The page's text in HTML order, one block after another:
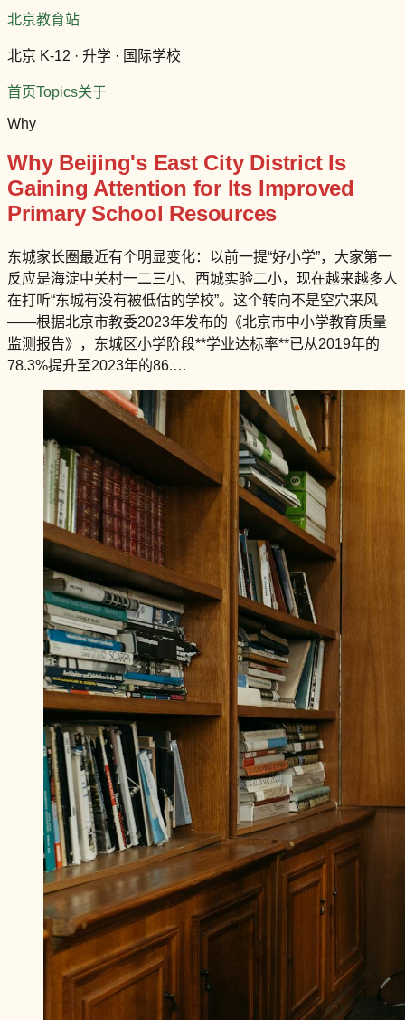
北京教育站
北京 K-12 · 升学 · 国际学校
首页Topics关于
Why
Why Beijing's East City District Is
Gaining Attention for Its Improved
Primary School Resources
东城家长圈最近有个明显变化：以前一提“好小学”，大家第一
反应是海淀中关村一二三小、西城实验二小，现在越来越多人
在打听“东城有没有被低估的学校”。这个转向不是空穴来风
——根据北京市教委2023年发布的《北京市中小学教育质量
监测报告》，东城区小学阶段**学业达标率**已从2019年的
78.3%提升至2023年的86.…